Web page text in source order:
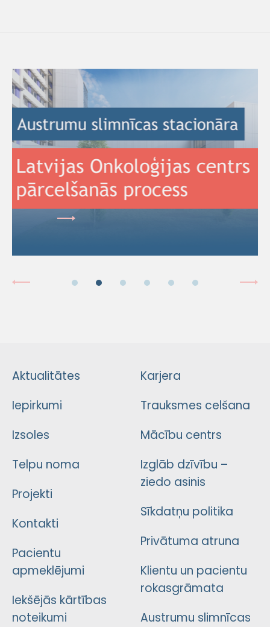
Aktualitātes
Iepirkumi
Izsoles
Telpu noma
Projekti
Kontakti
Pacientu
apmeklējumi
Iekšējās kārtības
noteikumi
Karjera
Trauksmes celšana
Mācību centrs
Izglāb dzīvību –
ziedo asinis
Sīkdatņu politika
Privātuma atruna
Klientu un pacientu
rokasgrāmata
Austrumu slimnīcas